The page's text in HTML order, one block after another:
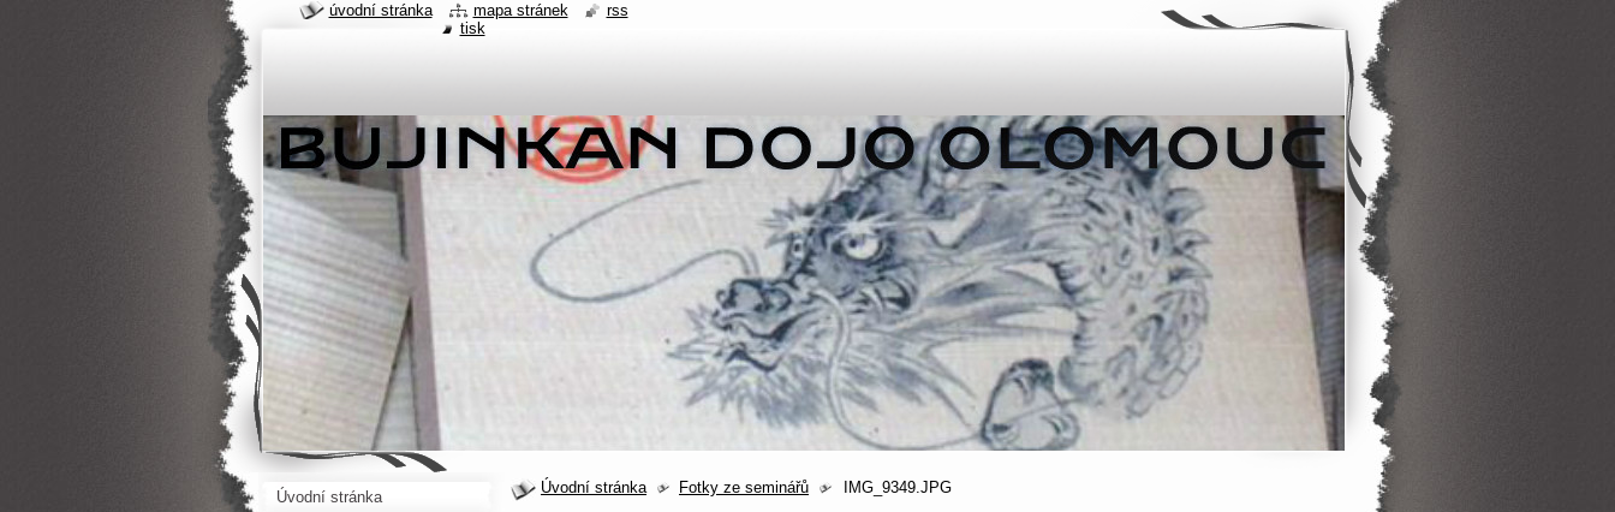
Úvodní stránka Fotky ze seminářů IMG_9349.JPG
Úvodní stránka
úvodní stránka mapa stránek
rss
tisk